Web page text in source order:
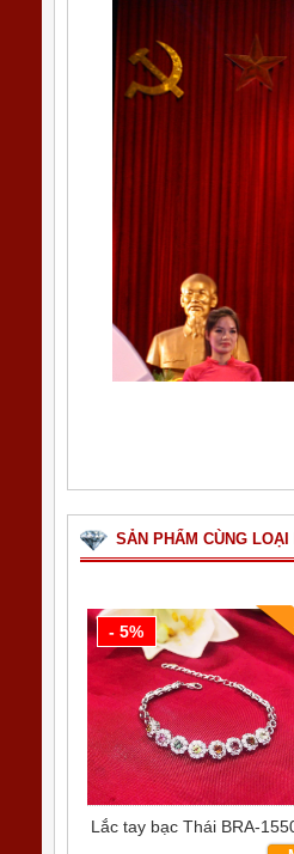
Ngày 21.4.2018
SẢN PHẨM CÙNG
- 5%
Lắc tay bạc Thái BRA-